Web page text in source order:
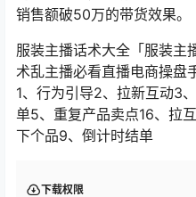
销售额破50万的带货效果。
服装主播话术大全「服装主
术乱主播必看直播电商操盘
1、行为引导2、拉新互动3
单5、重复产品卖点16、拉
下个品9、倒计时结单
下载权限